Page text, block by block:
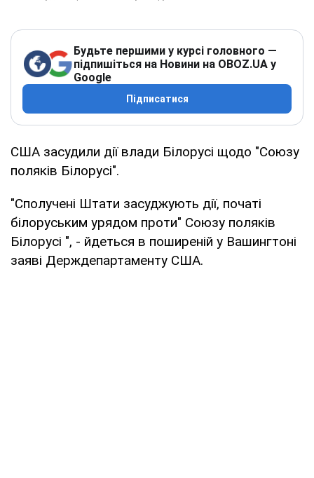
Будьте першими у курсі головного —
підпишіться на Новини на OBOZ.UA у
Google
Підписатися
США засудили дії влади Білорусі щодо "Союзу
поляків Білорусі".
"Сполучені Штати засуджують дії, початі
білоруським урядом проти" Союзу поляків
Білорусі ", - йдеться в поширеній у Вашингтоні
заяві Держдепартаменту США.